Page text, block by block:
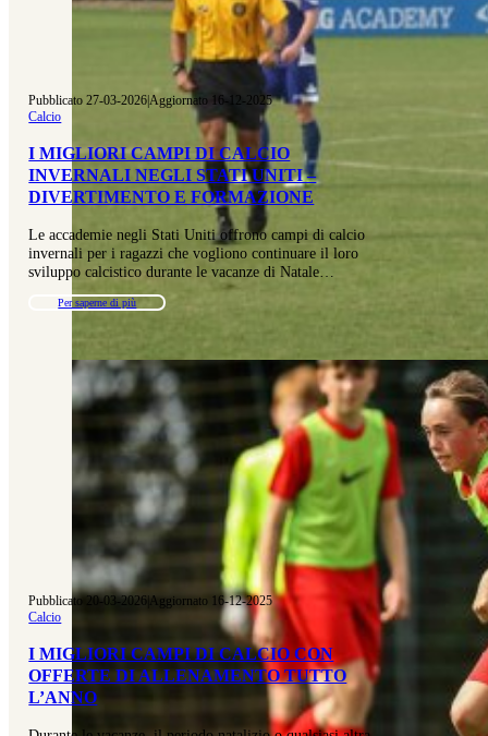
Pubblicato 27-03-2026|Aggiornato 16-12-2025
Calcio
I MIGLIORI CAMPI DI CALCIO
INVERNALI NEGLI STATI UNITI –
DIVERTIMENTO E FORMAZIONE
Le accademie negli Stati Uniti offrono campi di calcio
invernali per i ragazzi che vogliono continuare il loro
sviluppo calcistico durante le vacanze di Natale…
Per saperne di più
Pubblicato 20-03-2026|Aggiornato 16-12-2025
Calcio
I MIGLIORI CAMPI DI CALCIO CON
OFFERTE DI ALLENAMENTO TUTTO
L’ANNO